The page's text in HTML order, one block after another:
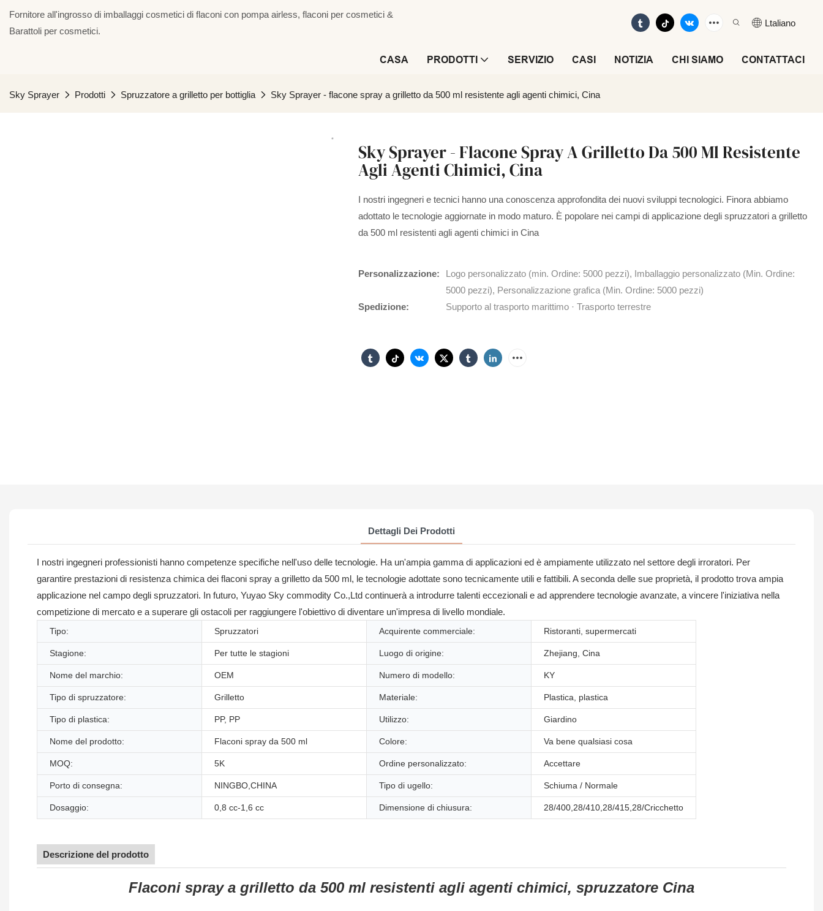
Fornitore all'ingrosso di imballaggi cosmetici di flaconi con pompa airless, flaconi per cosmetici &
Barattoli per cosmetici.
Ltaliano
CASA PRODOTTI SERVIZIO CASI NOTIZIA CHI SIAMO CONTATTACI
Sky Sprayer Prodotti Spruzzatore a grilletto per bottiglia Sky Sprayer - flacone spray a grilletto da 500 ml resistente agli agenti chimici, Cina
Sky Sprayer - Flacone Spray A Grilletto Da 500 Ml Resistente
Agli Agenti Chimici, Cina
I nostri ingegneri e tecnici hanno una conoscenza approfondita dei nuovi sviluppi tecnologici. Finora abbiamo
adottato le tecnologie aggiornate in modo maturo. È popolare nei campi di applicazione degli spruzzatori a grilletto
da 500 ml resistenti agli agenti chimici in Cina
Personalizzazione:
Logo personalizzato (min. Ordine: 5000 pezzi), Imballaggio personalizzato (Min. Ordine:
5000 pezzi), Personalizzazione grafica (Min. Ordine: 5000 pezzi)
Spedizione:
Supporto al trasporto marittimo · Trasporto terrestre
Dettagli Dei Prodotti
I nostri ingegneri professionisti hanno competenze specifiche nell'uso delle tecnologie. Ha un'ampia gamma di applicazioni ed è ampiamente utilizzato nel settore degli irroratori. Per
garantire prestazioni di resistenza chimica dei flaconi spray a grilletto da 500 ml, le tecnologie adottate sono tecnicamente utili e fattibili. A seconda delle sue proprietà, il prodotto trova ampia
applicazione nel campo degli spruzzatori. In futuro, Yuyao Sky commodity Co.,Ltd continuerà a introdurre talenti eccezionali e ad apprendere tecnologie avanzate, a vincere l'iniziativa nella
competizione di mercato e a superare gli ostacoli per raggiungere l'obiettivo di diventare un'impresa di livello mondiale.
Tipo: Spruzzatori Acquirente commerciale: Ristoranti, supermercati
Stagione: Per tutte le stagioni Luogo di origine: Zhejiang, Cina
Nome del marchio: OEM Numero di modello: KY
Tipo di spruzzatore: Grilletto Materiale: Plastica, plastica
Tipo di plastica: PP, PP Utilizzo: Giardino
Nome del prodotto: Flaconi spray da 500 ml Colore: Va bene qualsiasi cosa
MOQ: 5K Ordine personalizzato: Accettare
Porto di consegna: NINGBO,CHINA Tipo di ugello: Schiuma / Normale
Dosaggio: 0,8 cc-1,6 cc Dimensione di chiusura: 28/400,28/410,28/415,28/Cricchetto
Descrizione del prodotto
Flaconi spray a grilletto da 500 ml resistenti agli agenti chimici, spruzzatore Cina